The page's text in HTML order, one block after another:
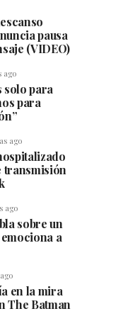
pausa
(VIDEO)
ago
solo para
para
ago
transmisión
ago
sobre un
a
en la mira
The Batman